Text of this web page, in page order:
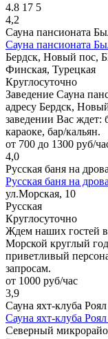
4.8 17 5
4,2
Сауна пансионата
Сауна пансионата
Бердск, Новый
Финская, Турецкая
Круглосуточно
Заведение Сауна
адресу Бердск,
заведении Вас ждет:
караоке, бар/кальян.
от 700 до 1300 руб/
4,0
Русская баня на
Русская баня на
ул.Морская, 10
Русская
Круглосуточно
Ждем наших гостей в
Морской круглый
приветливый
запросам.
от 1000 руб/час
3,9
Сауна яхт-клуба
Сауна яхт-клуба
Северный